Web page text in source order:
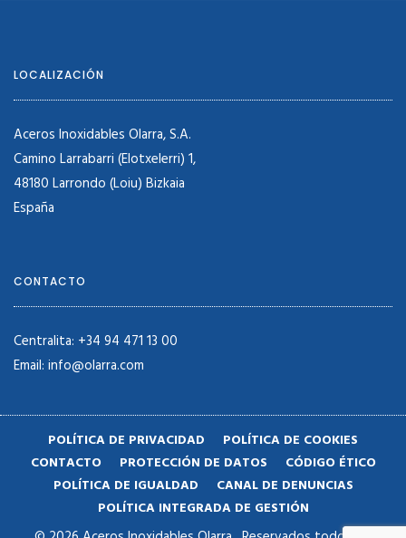
LOCALIZACIÓN
Aceros Inoxidables Olarra, S.A.
Camino Larrabarri (Elotxelerri) 1,
48180 Larrondo (Loiu) Bizkaia
España
CONTACTO
Centralita: +34 94 471 13 00
Email: info@olarra.com
POLÍTICA DE PRIVACIDAD
POLÍTICA DE COOKIES
CONTACTO
PROTECCIÓN DE DATOS
CÓDIGO ÉTICO
POLÍTICA DE IGUALDAD
CANAL DE DENUNCIAS
POLÍTICA INTEGRADA DE GESTIÓN